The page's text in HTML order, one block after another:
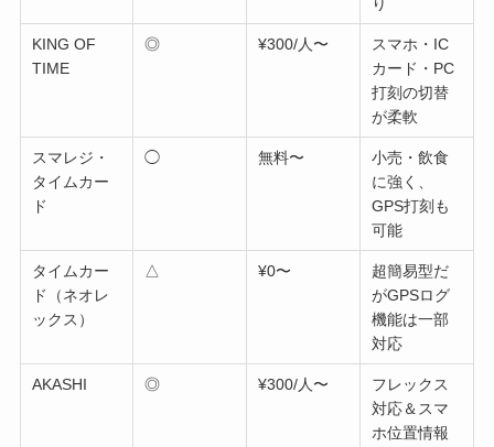
り
KING OF
TIME
◎ ¥300/人〜
スマホ・IC
カード・PC
打刻の切替
が柔軟
スマレジ・
タイムカー
ド
◯ 無料〜
小売・飲食
に強く、
GPS打刻も
可能
タイムカー
ド（ネオレ
ックス）
△ ¥0〜
超簡易型だ
がGPSログ
機能は一部
対応
AKASHI ◎ ¥300/人〜
フレックス
対応＆スマ
ホ位置情報